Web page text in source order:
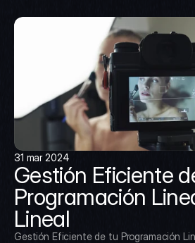
31 mar 2024
Gestión Eficiente
Programación
Lineal
Gestión Eficiente de tu Programación